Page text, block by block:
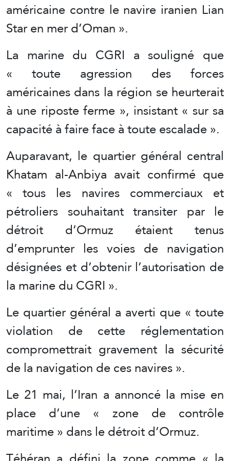
américaine contre le navire iranien Lian
Star en mer d’Oman ».
La marine du CGRI a souligné que
« toute agression des forces
américaines dans la région se heurterait
à une riposte ferme », insistant « sur sa
capacité à faire face à toute escalade ».
Auparavant, le quartier général central
Khatam al-Anbiya avait confirmé que
« tous les navires commerciaux et
pétroliers souhaitant transiter par le
détroit d’Ormuz étaient tenus
d’emprunter les voies de navigation
désignées et d’obtenir l’autorisation de
la marine du CGRI ».
Le quartier général a averti que « toute
violation de cette réglementation
compromettrait gravement la sécurité
de la navigation de ces navires ».
Le 21 mai, l’Iran a annoncé la mise en
place d’une « zone de contrôle
maritime » dans le détroit d’Ormuz.